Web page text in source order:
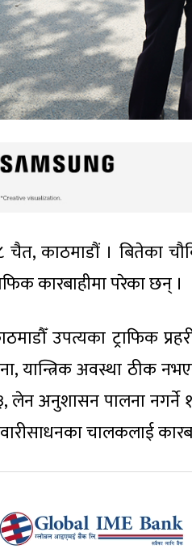
चैत, काठमाडौं । बितेका
कारबाहीमा परेका छन् ।
उपत्यका ट्राफिक
यान्त्रिक अवस्था ठीक
लेन अनुशासन पालना नगर्ने
चालकलाई